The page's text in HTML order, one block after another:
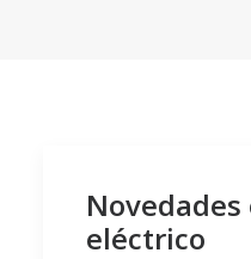
eléctrico